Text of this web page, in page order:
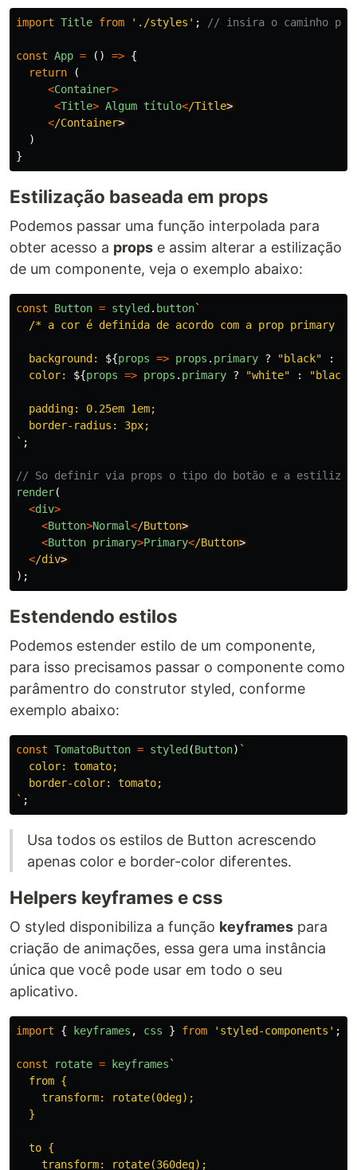
import Title from ' ./styles ' ; // insira o caminho
const App = () => {
return
(
<Container>
<Title> Algum título</Title
</Container
)
}
Estilização baseada em props
Podemos passar uma função interpolada para
obter acesso a props e assim alterar a estilização
de um componente, veja o exemplo abaixo:
const Button = styled. button`
  /* a cor é definida de acordo com a prop primary */
  background:
${props => props . primary ? "black" :
  color:
${props => props . primary ? "white" : "black
  padding: 0.25em 1em;
  border-radius: 3px;
` ;
// So definir via props o tipo do botão e a
render(
<div>
<Button>Normal</Button
<Button primary>Primary</Button
</div
);
Estendendo estilos
Podemos estender estilo de um componente,
para isso precisamos passar o componente como
parâmentro do construtor styled, conforme
exemplo abaixo:
const TomatoButton = styled(Button) `
  color: tomato;
  border-color: tomato;
` ;
Usa todos os estilos de Button acrescendo
apenas color e border-color diferentes.
Helpers keyframes e css
O styled disponibiliza a função keyframes para
criação de animações, essa gera uma instância
única que você pode usar em todo o seu
aplicativo.
import { keyframes , css } from ' styled-components ' ;
const rotate = keyframes`
  from {
    transform: rotate(0deg);
  }
  to {
    transform: rotate(360deg);